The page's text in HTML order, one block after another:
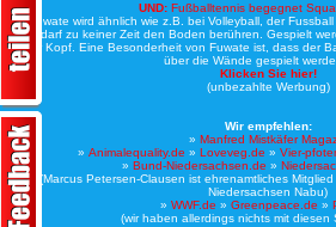
UND: Fußballtennis begegnet
Bei Fuwate wird ähnlich wie z.B. bei Volleyball, der
Ball darf zu keiner Zeit den Boden berühren. Gespielt
oder Kopf. Eine Besonderheit von Fuwate ist, dass der
über die Wände gespielt
Klicken Sie hier!
(unbezahlte Werbung)
Wir empfehlen:
» Manfred Mistkäfer
» Animalequality.de » Loveveg.de » Vier-
» Bund-Niedersachsen.de »
(Marcus Petersen-Clausen ist ehrenamtliches
Niedersachsen Nabu)
» WWF.de » Greenpeace.de »
(wir haben allerdings nichts mit diesen